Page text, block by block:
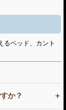
るベッド、カント
か？